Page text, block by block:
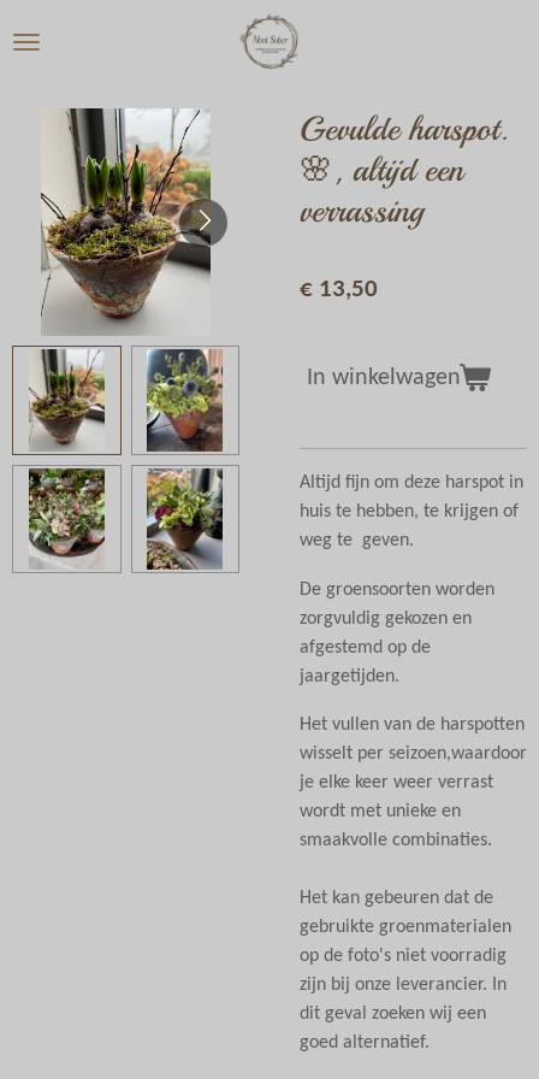
direct
hoofdinhoud
Gevulde harspot.
🌸, altijd een
verrassing
€ 13,50
In winkelwagen
Altijd fijn om deze harspot in
huis te hebben, te krijgen of
weg te geven.
De groensoorten worden
zorgvuldig gekozen en
afgestemd op de
jaargetijden.
Het vullen van de harspotten
wisselt per seizoen,waardoor
je elke keer weer verrast
wordt met unieke en
smaakvolle combinaties.
Het kan gebeuren dat de
gebruikte groenmaterialen
op de foto's niet voorradig
zijn bij onze leverancier. In
dit geval zoeken wij een
goed alternatief.